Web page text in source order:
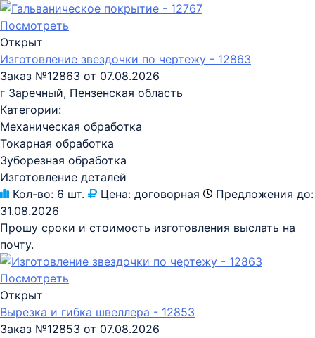
Посмотреть
Открыт
Изготовление звездочки по чертежу - 12863
Заказ №12863 от 07.08.2026
г Заречный, Пензенская область
Категории:
Механическая обработка
Токарная обработка
Зуборезная обработка
Изготовление деталей
Кол-во: 6 шт. Цена: договорная
Предложения до:
31.08.2026
Прошу сроки и стоимость изготовления выслать на
почту.
Посмотреть
Открыт
Вырезка и гибка швеллера - 12853
Заказ №12853 от 07.08.2026